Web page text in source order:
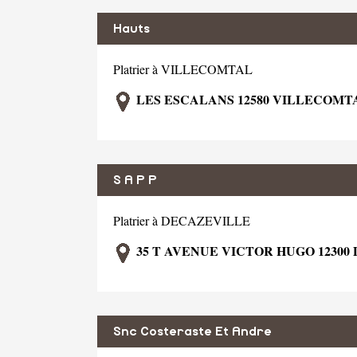
Hauts
Platrier à VILLECOMTAL
LES ESCALANS 12580
S A P P
Platrier à DECAZEVILLE
35 T AVENUE VICTOR HUGO
Snc Costeraste Et Andre